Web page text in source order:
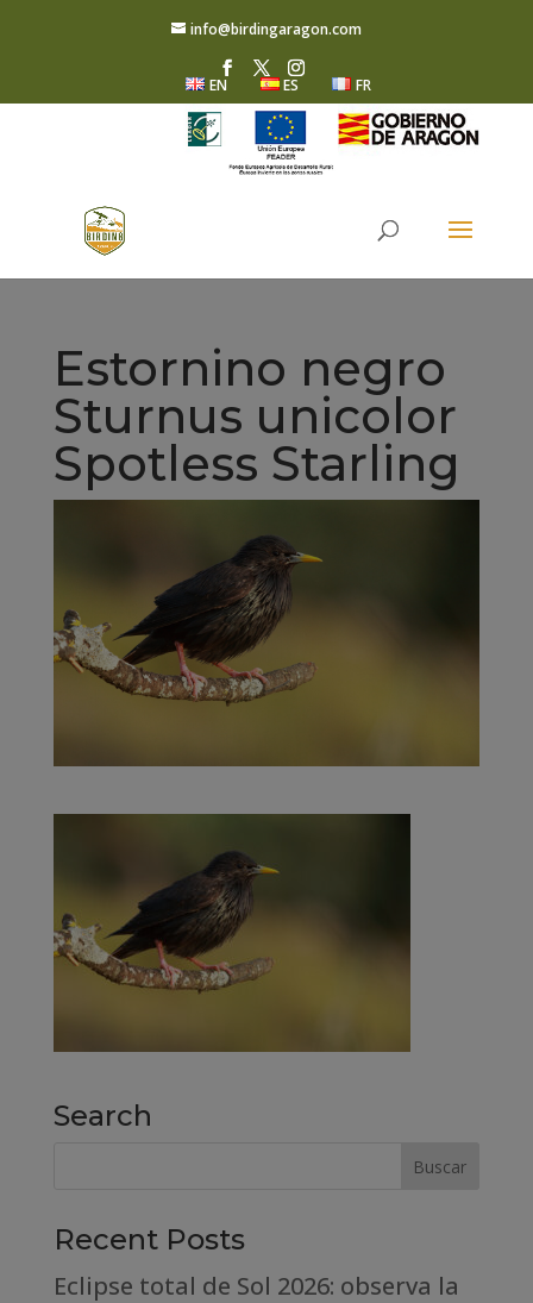
info@birdingaragon.com
EN ES FR
Estornino negro
Sturnus unicolor
Spotless Starling
Search
Recent Posts
Eclipse total de Sol 2026: observa la